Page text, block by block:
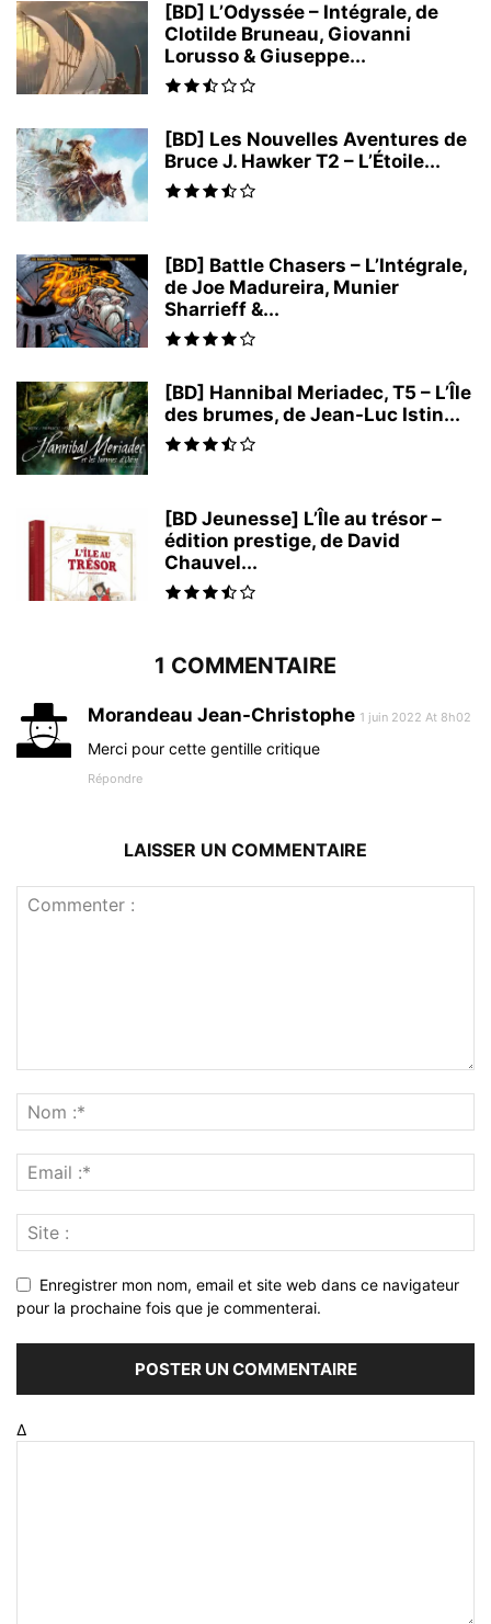
[BD] L’Odyssée – Intégrale, de
Clotilde Bruneau, Giovanni
Lorusso & Giuseppe...
[BD] Les Nouvelles Aventures de
Bruce J. Hawker T2 – L’Étoile...
[BD] Battle Chasers – L’Intégrale,
de Joe Madureira, Munier
Sharrieff &...
[BD] Hannibal Meriadec, T5 – L’Île
des brumes, de Jean-Luc Istin...
[BD Jeunesse] L’Île au trésor –
édition prestige, de David
Chauvel...
1 COMMENTAIRE
Morandeau Jean-Christophe 1 juin 2022 At 8h02
Merci pour cette gentille critique
Répondre
LAISSER UN COMMENTAIRE
Enregistrer mon nom, email et site web dans ce navigateur
pour la prochaine fois que je commenterai.
Δ